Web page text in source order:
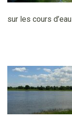
sur les cours